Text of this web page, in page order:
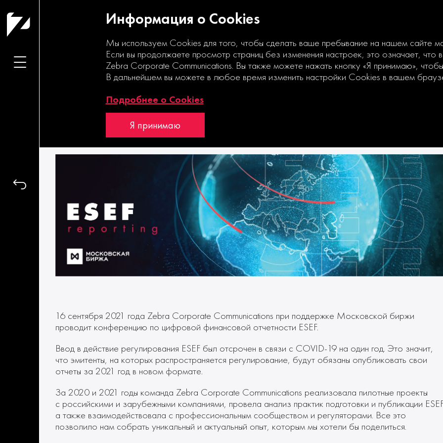
24|08|2021
Конференция по цифровой финансовой
16 сентября 2021 года Zebra Corporate Communications при поддержке Московской биржи
проводит конференцию по цифровой финансовой отчетности ESEF.
Ввод в действие регулирования ESEF был отсрочен в связи с COVID-19 на один год. Это значит,
что эмитенты, на которых распространяется регулирование, будут обязаны опубликовать свои
отчеты за 2021 год в новом формате.
За 2020 и 2021 годы команда Zebra Corporate Communications реализовала пилотные проекты
с российскими и зарубежными компаниями, провела анализ практик подготовки и публикации
а также взаимодействовала с профессиональным сообществом и регуляторами. Все это
позволило нам собрать уникальный и актуальный опыт, которым мы хотели бы поделиться.
Информация о Cookies
Мы используем Cookies для того, чтобы сделать ваше пребывание на нашем сайте
Если вы продолжаете просмотр страниц без изменения настроек, это означает, что
Zebra Corporate Communications. Вы также можете нажать кнопку «Я принимаю»,
В дальнейшем вы можете в любое время изменить настройки Cookies в вашем
Подробнее о Cookies
Я принимаю